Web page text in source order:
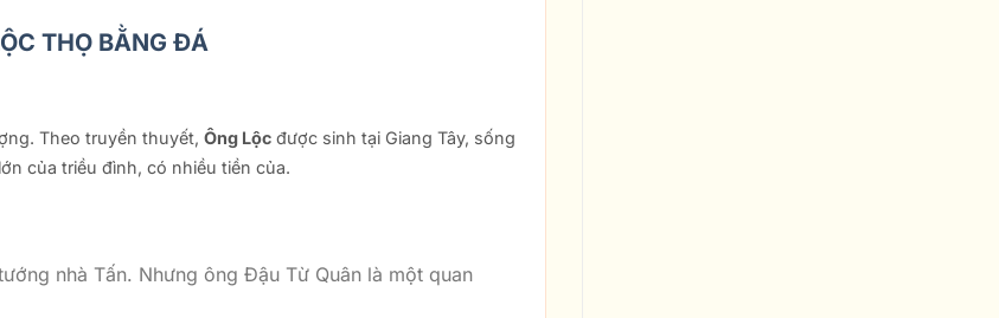
THỌ BẰNG ĐÁ
Theo truyền thuyết, Ông Lộc được sinh tại Giang Tây, sống
của triều đình, có nhiều tiền của.
nhà Tấn. Nhưng ông Đậu Từ Quân là một quan